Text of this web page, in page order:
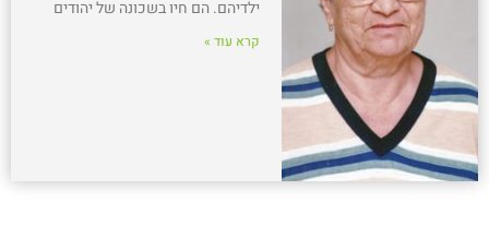
ילדיהם. הם חיו בשכונה של יהודים
קרא עוד »